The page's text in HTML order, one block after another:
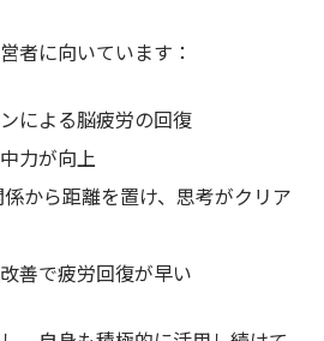
者に向いています：
による脳疲労の回復
力が向上
係から距離を置け、思考がクリア
善で疲労回復が早い